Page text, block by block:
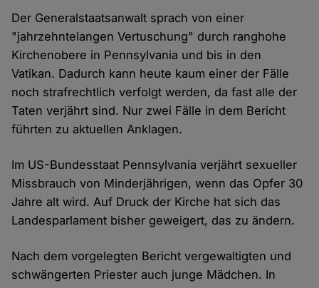
Der Generalstaatsanwalt sprach von einer
"jahrzehntelangen Vertuschung" durch ranghohe
Kirchenobere in Pennsylvania und bis in den
Vatikan. Dadurch kann heute kaum einer der Fälle
noch strafrechtlich verfolgt werden, da fast alle der
Taten verjährt sind. Nur zwei Fälle in dem Bericht
führten zu aktuellen Anklagen.
Im US-Bundesstaat Pennsylvania verjährt sexueller
Missbrauch von Minderjährigen, wenn das Opfer 30
Jahre alt wird. Auf Druck der Kirche hat sich das
Landesparlament bisher geweigert, das zu ändern.
Nach dem vorgelegten Bericht vergewaltigten und
schwängerten Priester auch junge Mädchen. In